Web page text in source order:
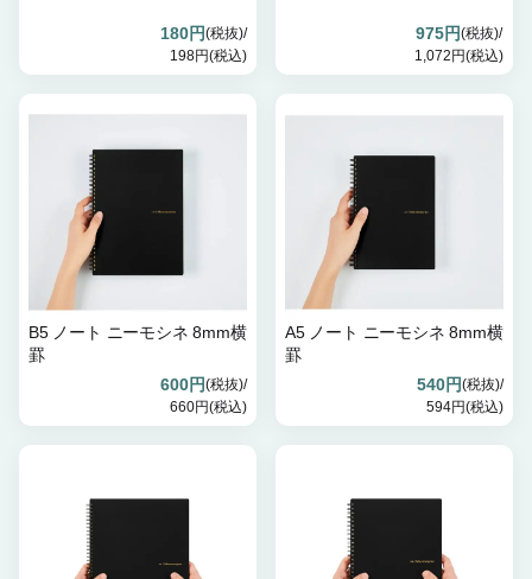
180円(税抜)/
198円(税込)
975円(税抜)/
1,072円(税込)
B5 ノート ニーモシネ 8mm横
罫
600円(税抜)/
660円(税込)
A5 ノート ニーモシネ 8mm横
罫
540円(税抜)/
594円(税込)